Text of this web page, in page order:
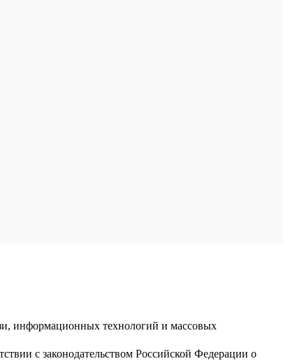
информационных технологий и массовых
с законодательством Российской Федерации о